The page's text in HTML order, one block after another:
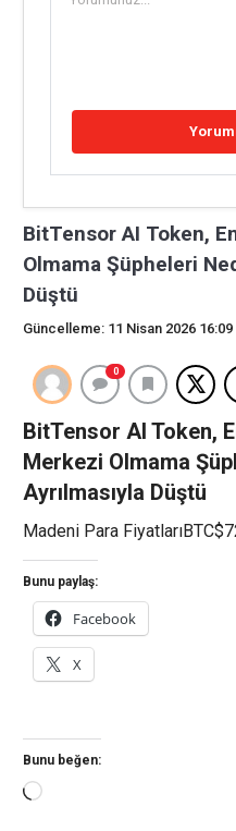
BitTensor AI Token,
Olmama Şüpheleri
Düştü
Güncelleme: 11 Nisan 2026 16:09
0
BitTensor AI Token,
Merkezi Olmama
Ayrılmasıyla Düştü
Madeni Para
Bunu paylaş:
Facebook
X
Bunu beğen:
Yükleniyor...